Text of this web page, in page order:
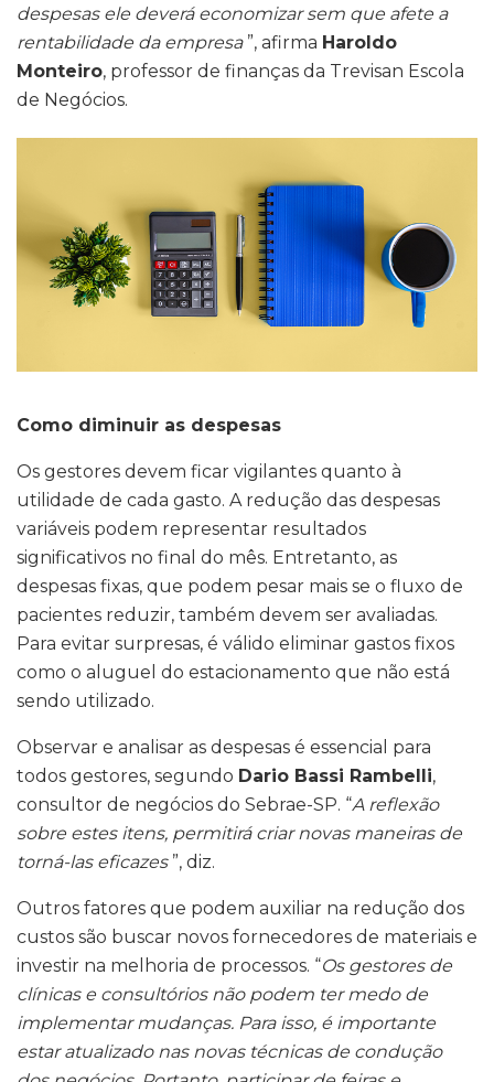
despesas ele deverá economizar sem que afete a
rentabilidade da empresa ”, afirma Haroldo
Monteiro, professor de finanças da Trevisan Escola
de Negócios.
Como diminuir as despesas
Os gestores devem ficar vigilantes quanto à
utilidade de cada gasto. A redução das despesas
variáveis podem representar resultados
significativos no final do mês. Entretanto, as
despesas fixas, que podem pesar mais se o fluxo de
pacientes reduzir, também devem ser avaliadas.
Para evitar surpresas, é válido eliminar gastos fixos
como o aluguel do estacionamento que não está
sendo utilizado.
Observar e analisar as despesas é essencial para
todos gestores, segundo Dario Bassi Rambelli,
consultor de negócios do Sebrae-SP. “A reflexão
sobre estes itens, permitirá criar novas maneiras de
torná-las eficazes ”, diz.
Outros fatores que podem auxiliar na redução dos
custos são buscar novos fornecedores de materiais e
investir na melhoria de processos. “Os gestores de
clínicas e consultórios não podem ter medo de
implementar mudanças. Para isso, é importante
estar atualizado nas novas técnicas de condução